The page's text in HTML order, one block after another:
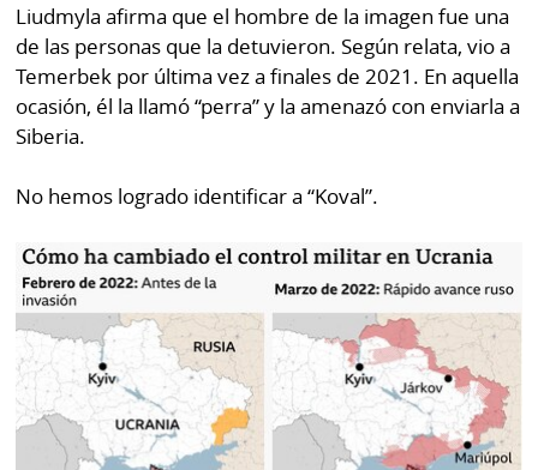
Liudmyla afirma que el hombre de la imagen fue una
de las personas que la detuvieron. Según relata, vio a
Temerbek por última vez a finales de 2021. En aquella
ocasión, él la llamó “perra” y la amenazó con enviarla a
Siberia.
No hemos logrado identificar a “Koval”.